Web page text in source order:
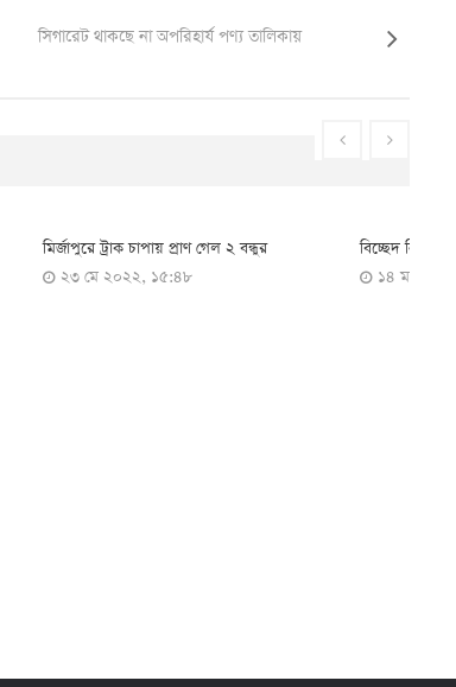
সিগারেট থাকছে না অপরিহার্য পণ্য তালিকায়
বিচ্ছেদ নিয়ে মুখ খুললেন আমির
১৪ মার্চ ২০২২, ১২:১৯